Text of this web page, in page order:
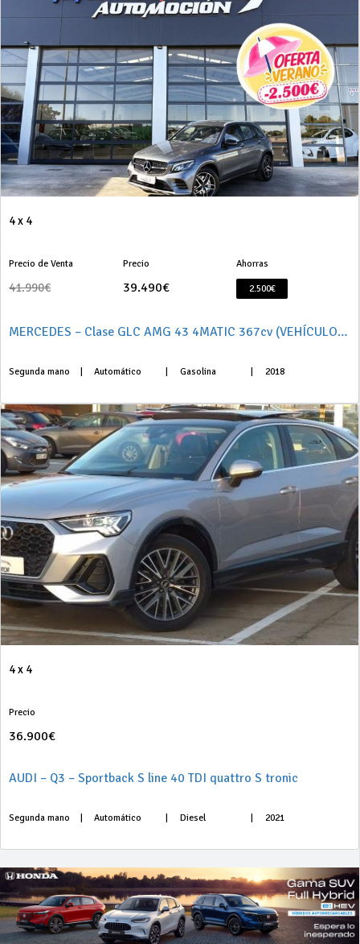
4 x 4
Precio de Venta
41.990€
Precio
39.490€
Ahorras
2.500€
MERCEDES – Clase GLC AMG 43 4MATIC 367cv (VEHÍCULO NACIONAL)
Segunda mano Automático Gasolina 2018
4 x 4
Precio
36.900€
AUDI – Q3 – Sportback S line 40 TDI quattro S tronic
Segunda mano Automático Diesel 2021